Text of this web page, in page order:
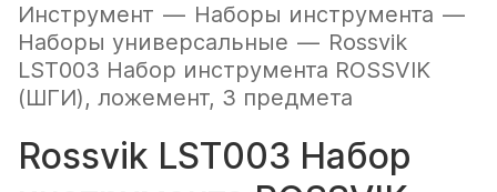
Инструмент — Наборы инструмента —
Наборы универсальные — Rossvik
LST003 Набор инструмента ROSSVIK
(ШГИ), ложемент, 3 предмета
Rossvik LST003 Набор